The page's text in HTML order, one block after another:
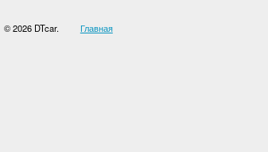
© 2026 DTcar. Главная